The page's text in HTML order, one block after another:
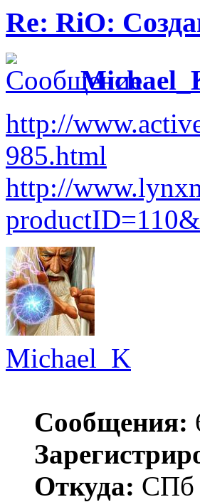
Re: RiO:
http://
985.html
http://
Michael_K
Сообщения:
Откуда: СПб